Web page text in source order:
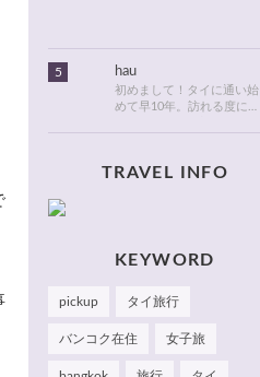
5 hau
初めまして！タイに通い始
めて早10年。訪れる度に変
店・おしゃれなカフェやレ
たら嬉しいです 🙂 📌
Instagram Hau's Style
TRAVEL INFO
KEYWORD
pickup タイ旅行
バンコク在住 女子旅